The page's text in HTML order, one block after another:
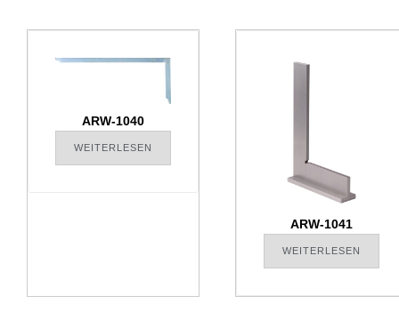
ARW-1040
WEITERLESEN
ARW-1041
WEITERLESEN